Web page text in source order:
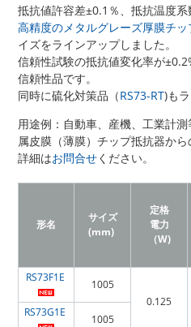
抵抗値許容差±0.1％、抵抗温度
高精度のメタルグレーズ厚膜チッ
イズをラインアップしました。
信頼性試験の抵抗値変化率が
信頼性品です。
同時に硫化対策品（RS73-RT)も
用途例：自動車、産機、工業計
属皮膜（薄膜）チップ抵抗器から
詳細はお問合せください。
形名
サイズ
(mm)
定格
電力
（W)
RS73F1E
1005
0.125
RS73G1E
1005